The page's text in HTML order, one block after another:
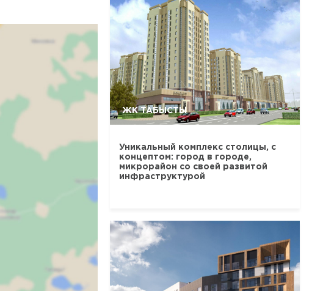
ЖК ТАБЫСТЫ
Уникальный комплекс столицы, с
концептом: город в городе,
микрорайон со своей развитой
инфраструктурой